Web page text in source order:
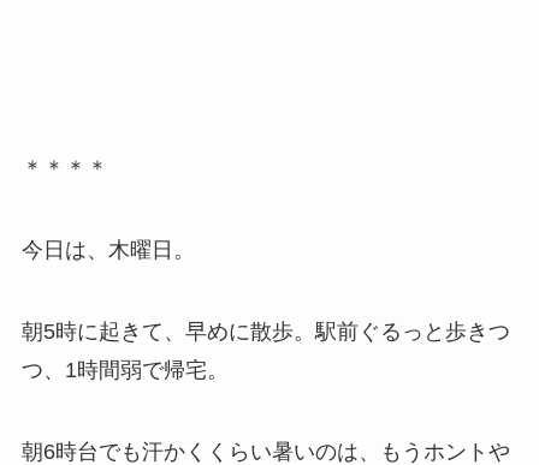
＊＊＊＊
今日は、木曜日。
朝5時に起きて、早めに散歩。駅前ぐるっと歩きつ
つ、1時間弱で帰宅。
朝6時台でも汗かくくらい暑いのは、もうホントや